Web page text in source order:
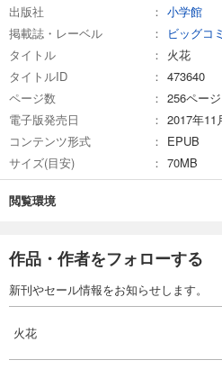
出版社
小学館
掲載誌・レーベル
ビッグコ
タイトル
火花
タイトルID
473640
ページ数
256ページ
電子版発売日
2017年11
コンテンツ形式
EPUB
サイズ(目安)
70MB
閲覧環境
作品・作者をフォローする
新刊やセール情報をお知らせします。
火花